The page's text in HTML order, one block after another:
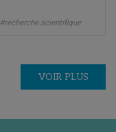
#recherche scientifique
VOIR PLUS